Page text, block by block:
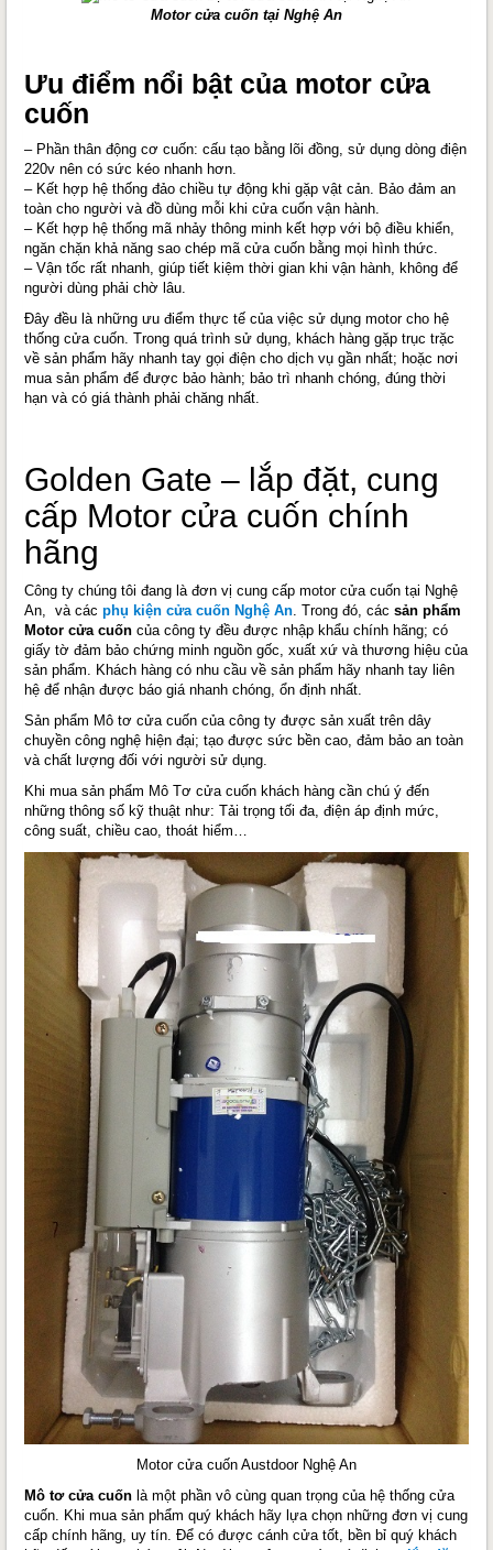
Motor cửa cuốn tại Nghệ An
Ưu điểm nổi bật của motor cửa
cuốn
– Phần thân động cơ cuốn: cấu tạo bằng lõi đồng, sử dụng dòng điện
220v nên có sức kéo nhanh hơn.
– Kết hợp hệ thống đảo chiều tự động khi gặp vật cản. Bảo đảm an
toàn cho người và đồ dùng mỗi khi cửa cuốn vận hành.
– Kết hợp hệ thống mã nhảy thông minh kết hợp với bộ điều khiển,
ngăn chặn khả năng sao chép mã cửa cuốn bằng mọi hình thức.
– Vận tốc rất nhanh, giúp tiết kiệm thời gian khi vận hành, không để
người dùng phải chờ lâu.
Đây đều là những ưu điểm thực tế của việc sử dụng motor cho hệ
thống cửa cuốn. Trong quá trình sử dụng, khách hàng gặp trục trặc
về sản phẩm hãy nhanh tay gọi điện cho dịch vụ gần nhất; hoặc nơi
mua sản phẩm để được bảo hành; bảo trì nhanh chóng, đúng thời
hạn và có giá thành phải chăng nhất.
Golden Gate – lắp đặt, cung
cấp Motor cửa cuốn chính
hãng
Công ty chúng tôi đang là đơn vị cung cấp motor cửa cuốn tại Nghệ
An, và các phụ kiện cửa cuốn Nghệ An . Trong đó, các sản phẩm
Motor cửa cuốn của công ty đều được nhập khẩu chính hãng; có
giấy tờ đảm bảo chứng minh nguồn gốc, xuất xứ và thương hiệu của
sản phẩm. Khách hàng có nhu cầu về sản phẩm hãy nhanh tay liên
hệ để nhận được báo giá nhanh chóng, ổn định nhất.
Sản phẩm Mô tơ cửa cuốn của công ty được sản xuất trên dây
chuyền công nghệ hiện đại; tạo được sức bền cao, đảm bảo an toàn
và chất lượng đối với người sử dụng.
Khi mua sản phẩm Mô Tơ cửa cuốn khách hàng cần chú ý đến
những thông số kỹ thuật như: Tải trọng tối đa, điện áp định mức,
công suất, chiều cao, thoát hiểm…
Motor cửa cuốn Austdoor Nghệ An
Mô tơ cửa cuốn là một phần vô cùng quan trọng của hệ thống cửa
cuốn. Khi mua sản phẩm quý khách hãy lựa chọn những đơn vị cung
cấp chính hãng, uy tín. Để có được cánh cửa tốt, bền bỉ quý khách